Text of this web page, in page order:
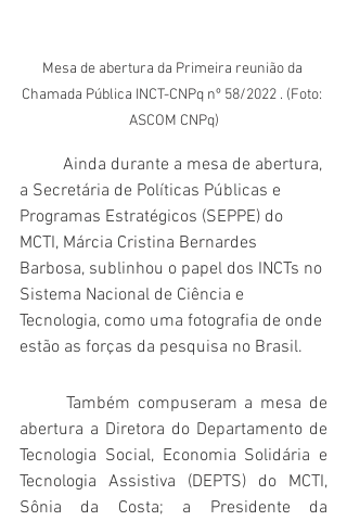
Mesa de abertura da Primeira reunião da
Chamada Pública INCT-CNPq nº 58/2022 . (Foto:
ASCOM CNPq)
a Secretária de Políticas Públicas e
Programas Estratégicos (SEPPE) do
MCTI, Márcia Cristina Bernardes
Barbosa, sublinhou o papel dos INCTs no
Sistema Nacional de Ciência e
Tecnologia, como uma fotografia de onde
estão as forças da pesquisa no Brasil.
abertura a Diretora do Departamento de
Tecnologia Social, Economia Solidária e
Tecnologia Assistiva (DEPTS) do MCTI,
Sônia da Costa; a Presidente da